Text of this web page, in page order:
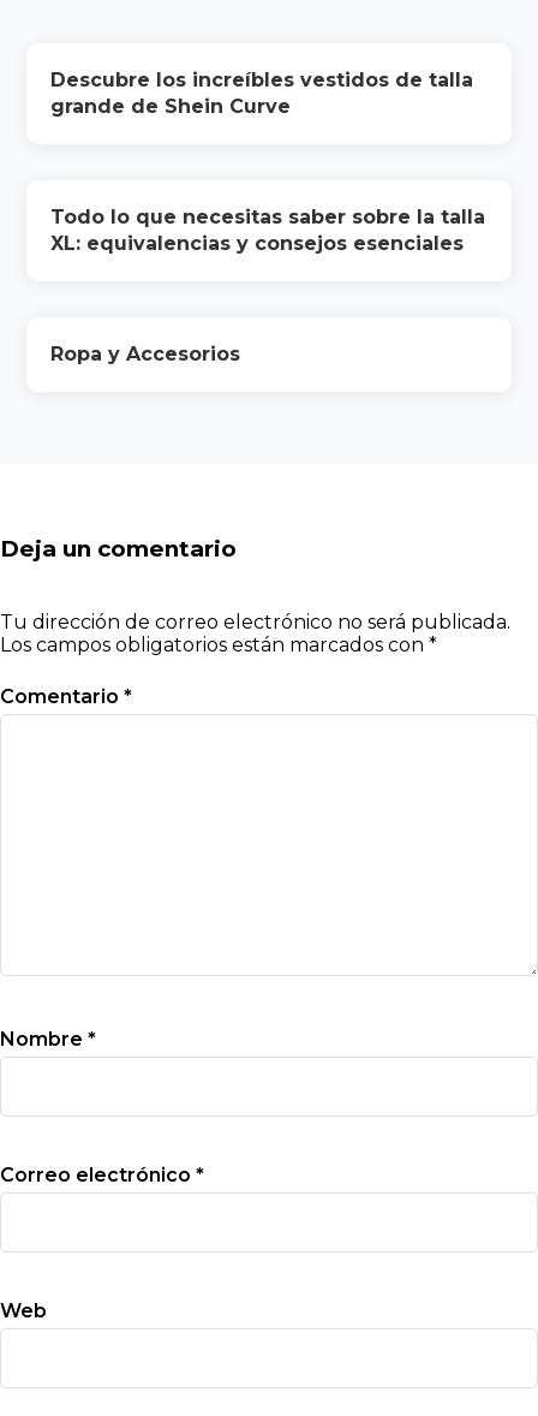
Descubre los increíbles vestidos de talla
grande de Shein Curve
Todo lo que necesitas saber sobre la talla
XL: equivalencias y consejos esenciales
Ropa y Accesorios
Deja un comentario
Tu dirección de correo electrónico no será publicada.
Los campos obligatorios están marcados con *
Comentario *
Nombre *
Correo electrónico *
Web